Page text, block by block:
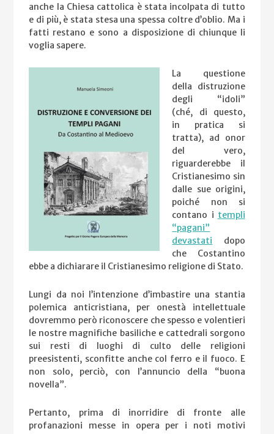
anche la Chiesa cattolica è stata incolpata di tutto
e di più, è stata stesa una spessa coltre d’oblio. Ma i
fatti restano e sono a disposizione di chiunque li
voglia sapere.
La questione
della distruzione
degli “idoli”
(ché, di questo,
in pratica si
tratta), ad onor
del vero,
riguarderebbe il
Cristianesimo sin
dalle sue origini,
poiché non si
contano i templi
“pagani”
devastati dopo
che Costantino
ebbe a dichiarare il Cristianesimo religione di Stato.
Lungi da noi l’intenzione d’imbastire una stantia
polemica anticristiana, per onestà intellettuale
dovremmo però riconoscere che spesso e volentieri
le nostre magnifiche basiliche e cattedrali sorgono
sui resti di luoghi di culto delle religioni
preesistenti, sconfitte anche col ferro e il fuoco. E
non solo, perciò, con l’annuncio della “buona
novella”.
Pertanto, prima di inorridire di fronte alle
profanazioni messe in opera per i noti motivi